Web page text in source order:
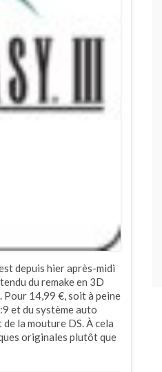
depuis hier après-midi
du remake en 3D
Pour 14,99 €, soit à peine
et du système auto
la mouture DS. À cela
originales plutôt que